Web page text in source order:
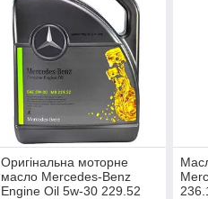
Оригінальна моторне
масло Mercedes-Benz
Engine Oil 5w-30 229.52